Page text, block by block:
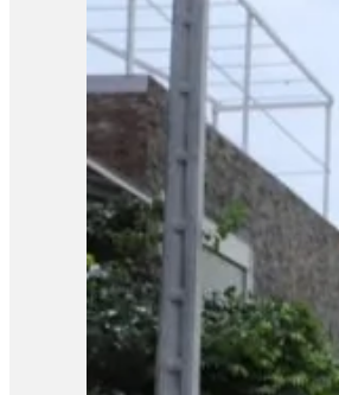
ក្រោយពេលប្រឡងតែម្ដង អ៊ីចឹងហើយបាន
របស់ អ.ប.ព.»។ ក៏ប៉ុន្តែលោក សយ ច័ន្ទវិ
វិច្ឆិកា អ្នកនាំពាក្យក្រសួងអប់រំ យុវជន និ
នោះទេ។ អ្នកស្រីថា៖ «អ្វីដែលយើងរ
បន្ថែមទៀតតាមរយៈធនធានដែលមាន ប៉ុ
នេះនឹងត្រូវទទួលទោសទណ្ឌទៅតាមវិធា
ប្រឡងដែលបានខិតខំរៀនសូត្រអាចបាក់ទឹ
ហើយហ្នឹង ខ្ញុំថាទោះយ៉ាងណាយើងត្រូវតែ
ហើយបើថាឯកសារនោះមានការបែកធ្លា
កម្ពុជាឯករាជ្យ អ្នកស្រី អ៊ុក ឆាយ៉ាវី ស្
អ្នកស្រីថា៖ «ប្រសិនបើឃើញបែកធ្លាយវិ
សូត្របានទេ គួរតែបញ្ជាក់វិញបញ្ជាក់ប្រ
ប្រឡងសញ្ញាបត្រមធ្យមសិក្សាទុតិយភូមិ
បេក្ខជនថ្នាក់វិទ្យាសាស្ត្រចំនួនជាង៤